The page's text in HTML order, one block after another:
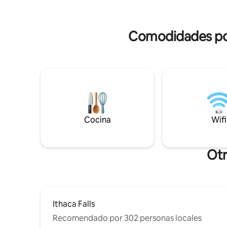
dispone
30 Mbps).
Comodidades
Cocina Wifi
Ithaca Falls
Recomendado por 302 personas locales